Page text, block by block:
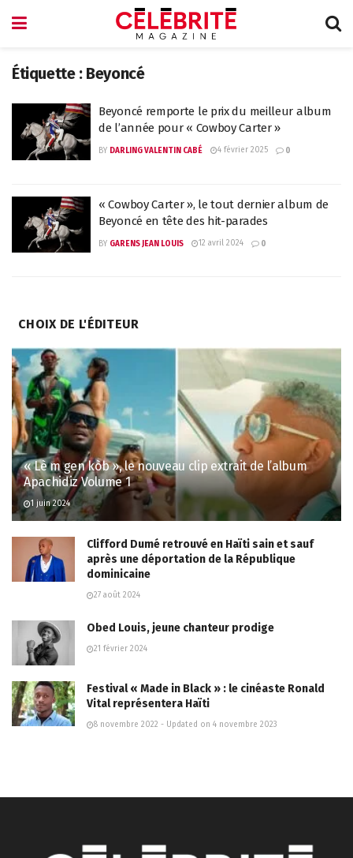
Étiquette : Beyoncé
Beyoncé remporte le prix du meilleur album
de l’année pour « Cowboy Carter »
BY DARLING VALENTIN CABÉ 4 février 2025 0
« Cowboy Carter », le tout dernier album de
Beyoncé en tête des hit-parades
BY GARENS JEAN LOUIS 12 avril 2024 0
CHOIX DE L'ÉDITEUR
« Lè m gen kòb », le nouveau clip extrait de l’album
Apachidiz Volume 1
1 juin 2024
Clifford Dumé retrouvé en Haïti sain et sauf
après une déportation de la République
dominicaine
27 août 2024
Obed Louis, jeune chanteur prodige
21 février 2024
Festival « Made in Black » : le cinéaste Ronald
Vital représentera Haïti
8 novembre 2022 - Updated on 4 novembre 2023